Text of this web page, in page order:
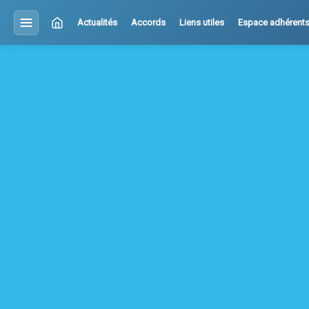
Actualités Accords Liens utiles Espace adhérents